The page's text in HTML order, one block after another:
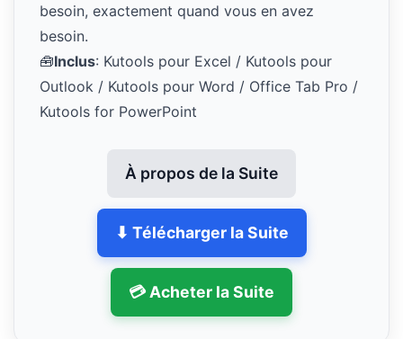
besoin, exactement quand vous en avez
besoin.
🧰Inclus: Kutools pour Excel / Kutools pour
Outlook / Kutools pour Word / Office Tab Pro /
Kutools for PowerPoint
À propos de la Suite
⬇ Télécharger la Suite
💳 Acheter la Suite